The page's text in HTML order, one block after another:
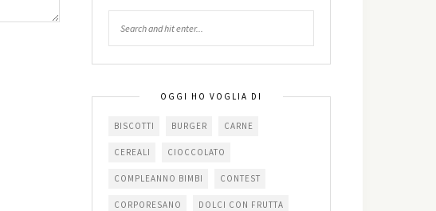
OGGI HO VOGLIA DI
BISCOTTI BURGER CARNE
CEREALI CIOCCOLATO
COMPLEANNO BIMBI CONTEST
CORPORESANO DOLCI CON FRUTTA